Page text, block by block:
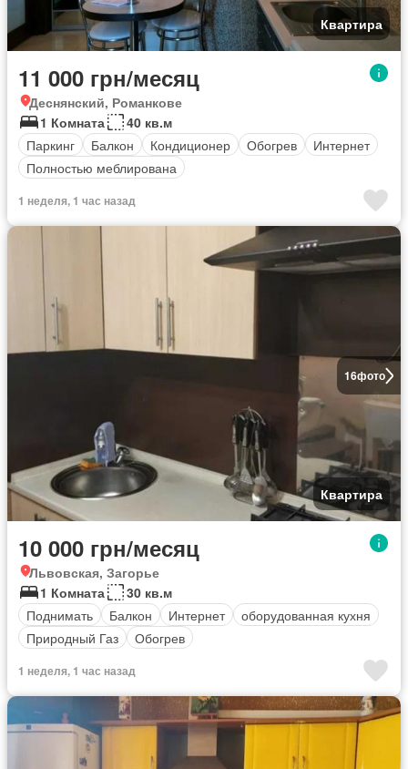
Квартира
11 000 грн/месяц
Деснянский, Романкове
1 Комната
40 кв.м
Паркинг
Балкон Кондиционер Обогрев
Интернет
Полностью меблирована
1 неделя, 1 час назад
16фото
Квартира
10 000 грн/месяц
Львовская, Загорье
1 Комната
30 кв.м
Поднимать
Балкон Интернет
оборудованная кухня
Природный Газ
Обогрев
1 неделя, 1 час назад